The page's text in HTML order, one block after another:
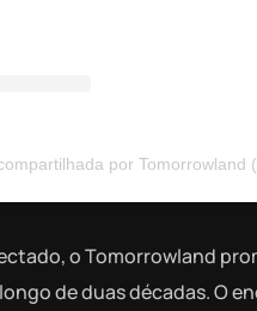
por Tomorrowland
o Tomorrowland
de duas décadas. O